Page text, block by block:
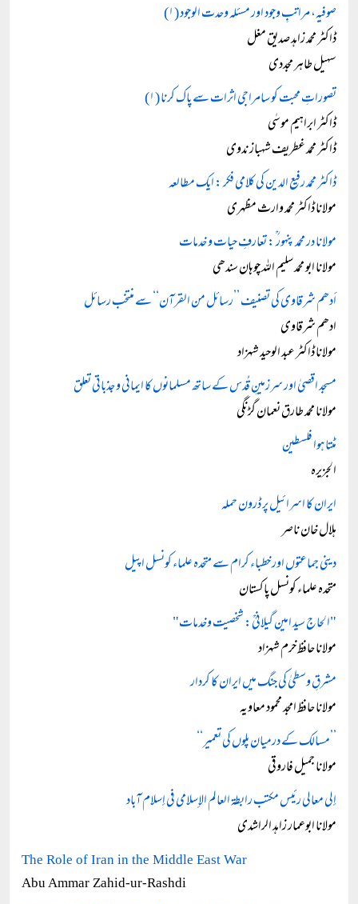
صوفیہ، مراتبِ وجود اور مسئلہ وحدت الوجود (۱)
ڈاکٹر محمد زاہد صدیق مغل
سہیل طاہر مجددی
تصوراتِ محبت کو سامراجی اثرات سے پاک کرنا (۱)
ڈاکٹر ابراہیم موسٰی
ڈاکٹر محمد غطریف شہباز ندوی
ڈاکٹر محمد رفیع الدین کی کلامی فکر : ایک مطالعہ
مولانا ڈاکٹر محمد وارث مظہری
مولانا در محمد پنہور ؒ: تعارفِ حیات و خدمات
مولانا ابو محمد سلیم اللہ چوہان سندھی
أدھم شرقاوی کی تصنیف ’’رسائل من القرآن‘‘ سے منتخب رسائل
ادھم شرقاوی
مولانا ڈاکٹر عبد الوحید شہزاد
مسجد اقصیٰ اور سرزمینِ قُدس کے ساتھ مسلمانوں کا ایمانی و جذباتی تعلق
مولانا محمد طارق نعمان گڑنگی
مٹتا ہوا فلسطین
الجزیرہ
ایران کا اسرائیل پر ڈرون حملہ
ہلال خان ناصر
دینی جماعتوں اور خطباء کرام سے متحدہ علماء کونسل اپیل
متحدہ علماء کونسل پاکستان
"الحاج سید امین گیلانیؒ: شخصیت وخدمات"
مولانا حافظ خرم شہزاد
مشرقِ وسطیٰ کی جنگ میں ایران کا کردار
مولانا حافظ امجد محمود معاویہ
’’مسالک کے درمیان پلوں کی تعمیر‘‘
مولانا جمیل فاروقی
إلى معالي رئيس مكتب رابطۃ العالم الإسلامي في إسلام آباد
مولانا ابوعمار زاہد الراشدی
The Role of Iran in the Middle East War
Abu Ammar Zahid-ur-Rashdi